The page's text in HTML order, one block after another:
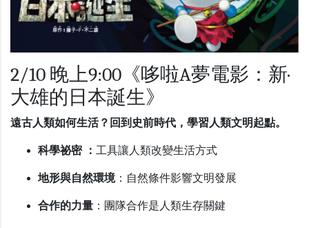
2/10 晚上9:00《哆啦A夢電影：新·
大雄的日本誕生》
遠古人類如何生活？回到史前時代，學習人類文明起點。
科學祕密 ： 工具讓人類改變生活方式
地形與自然環境：自然條件影響文明發展
合作的力量 ：團隊合作是人類生存關鍵